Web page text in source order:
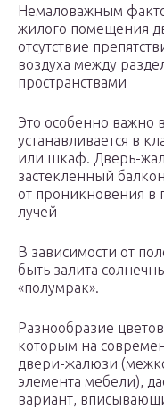
Немаловажным
жилого помещения
отсутствие
воздуха между
пространствами
Это особенно важно
устанавливается в
или шкаф. Дверь-
застекленный
от проникновения в
лучей
В зависимости от
быть залита
«полумрак».
Разнообразие
которым на
двери-жалюзи
элемента мебели),
вариант,